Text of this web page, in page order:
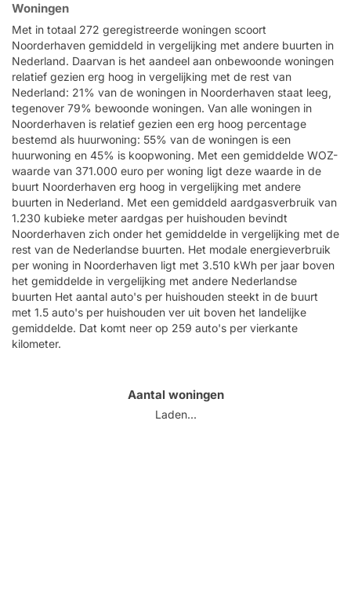
Woningen
Met in totaal 272 geregistreerde woningen scoort
Noorderhaven gemiddeld in vergelijking met andere buurten in
Nederland. Daarvan is het aandeel aan onbewoonde woningen
relatief gezien erg hoog in vergelijking met de rest van
Nederland: 21% van de woningen in Noorderhaven staat leeg,
tegenover 79% bewoonde woningen. Van alle woningen in
Noorderhaven is relatief gezien een erg hoog percentage
bestemd als huurwoning: 55% van de woningen is een
huurwoning en 45% is koopwoning. Met een gemiddelde WOZ-
waarde van 371.000 euro per woning ligt deze waarde in de
buurt Noorderhaven erg hoog in vergelijking met andere
buurten in Nederland. Met een gemiddeld aardgasverbruik van
1.230 kubieke meter aardgas per huishouden bevindt
Noorderhaven zich onder het gemiddelde in vergelijking met de
rest van de Nederlandse buurten. Het modale energieverbruik
per woning in Noorderhaven ligt met 3.510 kWh per jaar boven
het gemiddelde in vergelijking met andere Nederlandse
buurten Het aantal auto's per huishouden steekt in de buurt
met 1.5 auto's per huishouden ver uit boven het landelijke
gemiddelde. Dat komt neer op 259 auto's per vierkante
kilometer.
Aantal woningen
Laden...